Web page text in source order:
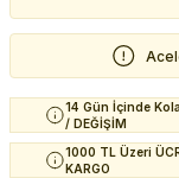
14 Gün İçinde
/ DEĞİŞİM
1000 TL Üzeri
KARGO